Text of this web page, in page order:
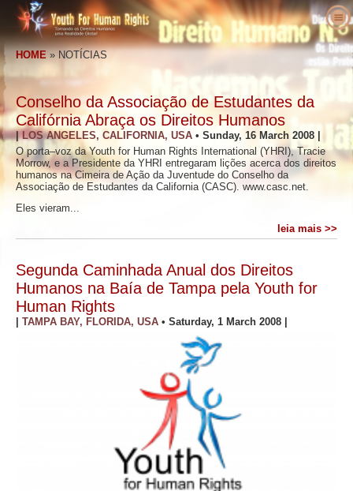
Sobre Nós
O que é a Youth for Human Rights?
História da Youth for Human Rights
Staff Executivo
Conselho Consultivo
Colaboradores da YHRI
O que são os Direitos Humanos
Os Antecedentes dos Direitos Humanos
A Declaração Universal dos Direitos do
Homem
Professores
Bem–vindo
Detalhes do Pacote Educativo
Resultados de Professores
Currículo dos Direitos Humanos
Entre em Ação
Envolva–se
Petição
Filiações e Donativos
Vozes pelos Direitos Humanos
Defensores dos Direitos Humanos
Organizações de Direitos Humanos
Notícias
Encomenda
HOME» NOTÍCIAS
Conselho da Associação de Estudantes da
Califórnia Abraça os Direitos Humanos
|LOS ANGELES, CALIFORNIA, USA • Sunday, 16 March 2008
O porta–voz da Youth for Human Rights International (YHRI), Tracie
Morrow, e a Presidente da YHRI entregaram lições acerca dos direitos
humanos na Cimeira de Ação da Juventude do Conselho da
Associação de Estudantes da California (CASC). www.casc.net.
Eles vieram...
leia mais >>
Segunda Caminhada Anual dos Direitos
Humanos na Baía de Tampa pela Youth for
Human Rights
TAMPA BAY, FLORIDA, USA • Saturday, 1 March 2008